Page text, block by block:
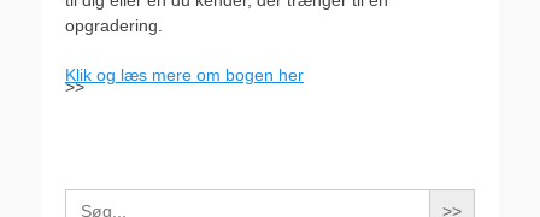
opgradering.
Klik og læs mere om bogen her
>>
Search